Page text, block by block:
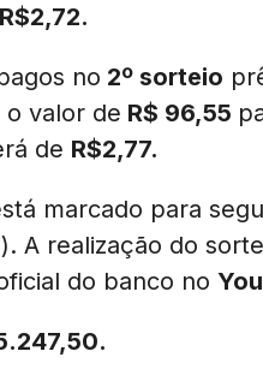
R$2,72.
no 2º sorteio
o valor de R$ 96,55
de R$2,77.
marcado para
A realização do
do banco no
.